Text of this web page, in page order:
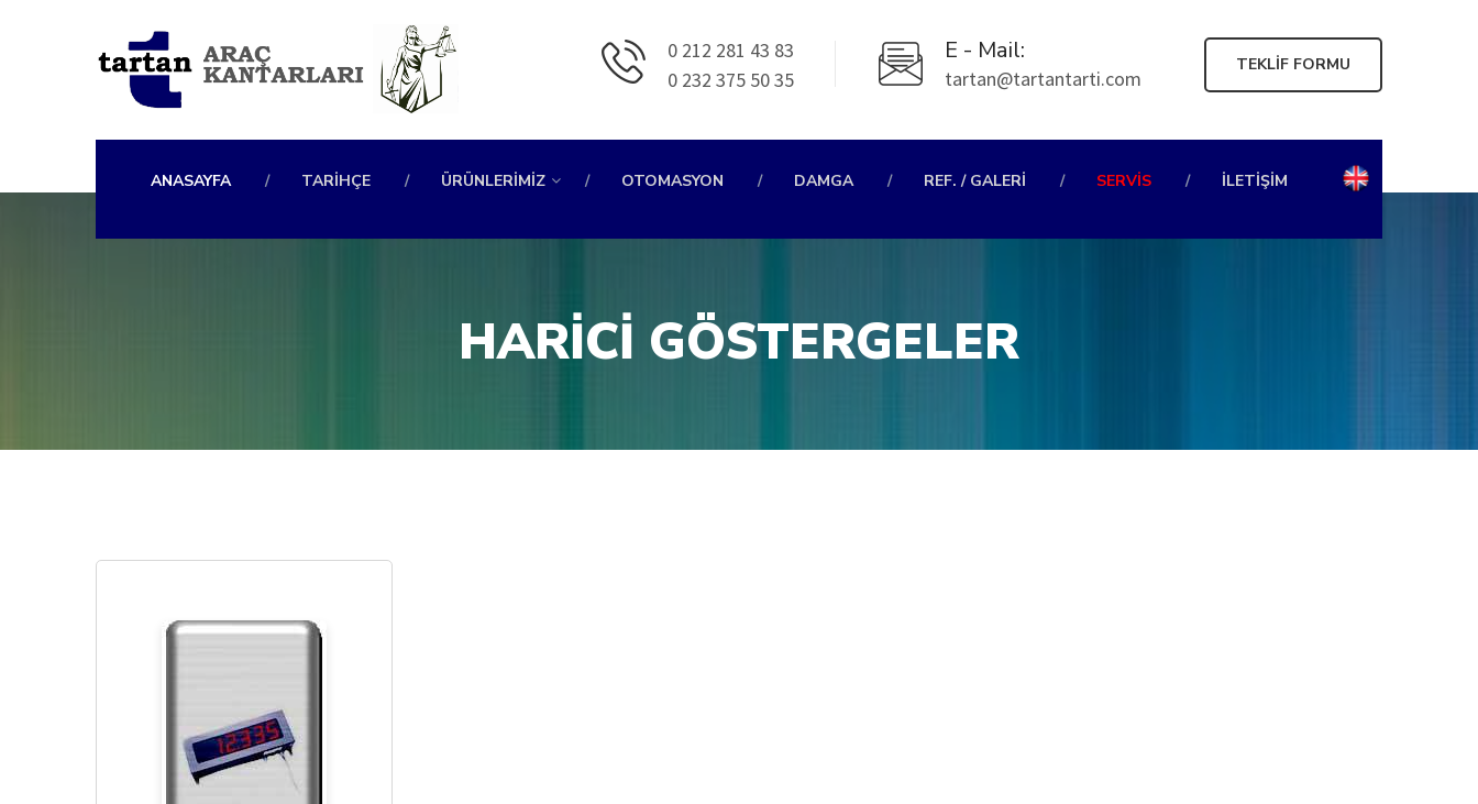
0 212 281 43 83
0 232 375 50 35
E - Mail:
tartan@tartantarti.com
TEKLIF FORMU
ANASAYFA TARIHÇE ÜRÜNLERIMIZ OTOMASYON DAMGA REF. / GALERI SERVIS İLETIŞIM
HARICI GÖSTERGELER